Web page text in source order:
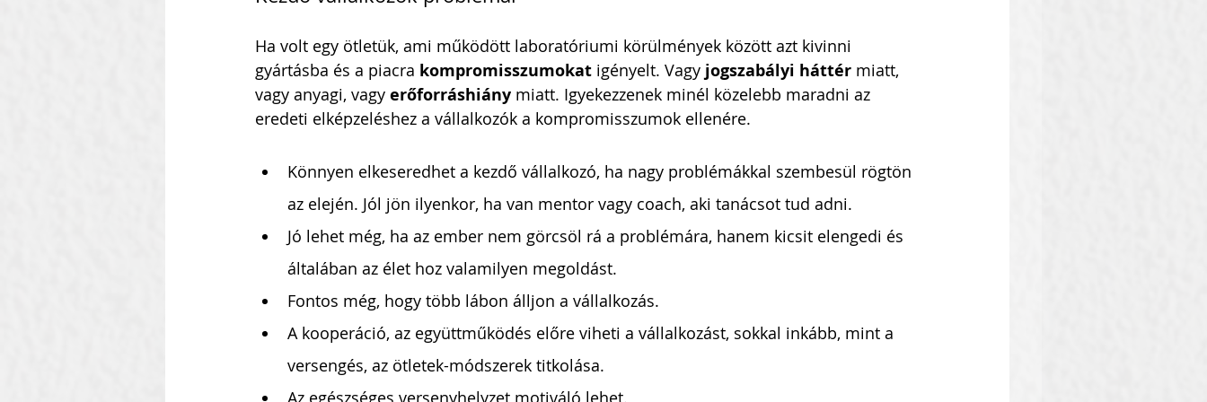
Ha volt egy ötletük, ami működött laboratóriumi körülmények között azt kivinni
gyártásba és a piacra kompromisszumokat igényelt. Vagy jogszabályi háttér miatt,
vagy anyagi, vagy erőforráshiány miatt. Igyekezzenek minél közelebb maradni az
eredeti elképzeléshez a vállalkozók a kompromisszumok ellenére.
Könnyen elkeseredhet a kezdő vállalkozó, ha nagy problémákkal szembesül rögtön
az elején. Jól jön ilyenkor, ha van mentor vagy coach, aki tanácsot tud adni.
Jó lehet még, ha az ember nem görcsöl rá a problémára, hanem kicsit elengedi és
általában az élet hoz valamilyen megoldást.
Fontos még, hogy több lábon álljon a vállalkozás.
A kooperáció, az együttműködés előre viheti a vállalkozást, sokkal inkább, mint a
versengés, az ötletek-módszerek titkolása.
Az egészséges versenyhelyzet motiváló lehet.